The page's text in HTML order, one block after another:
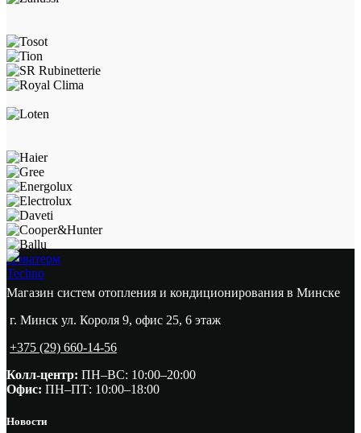
Новатерм
Techno
Магазин систем отопления и кондиционирования в Минске
г. Минск ул. Короля 9, офис 25, 6 этаж
+375 (29) 660-14-56
Колл-центр: ПН–ВС: 10:00–20:00​
Офис: ПН–ПТ: 10:00–18:00
Новости